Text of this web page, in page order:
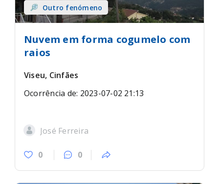
Outro fenómeno
Nuvem em forma cogumelo com
raios
Viseu, Cinfães
Ocorrência de: 2023-07-02 21:13
José Ferreira
0 0